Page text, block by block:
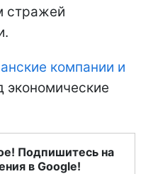
стражей
компании и
экономические
Подпишитесь на
в Google!